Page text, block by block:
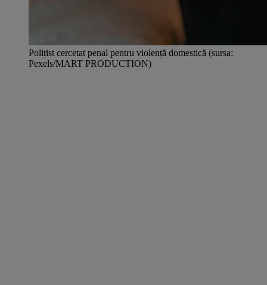
Polițist cercetat penal pentru violență domestică (sursa:
Pexels/MART PRODUCTION)